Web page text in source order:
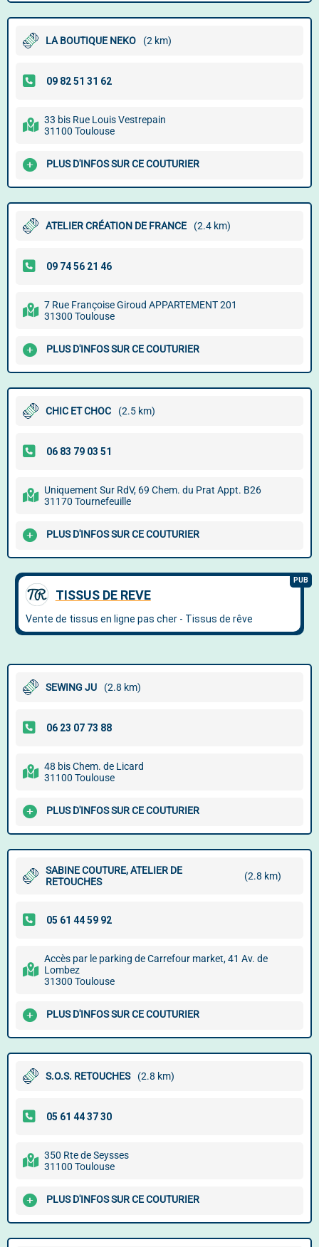
LA BOUTIQUE NEKO (2 km)
33 bis Rue Louis Vestrepain
31100 Toulouse
PLUS D'INFOS SUR CE COUTURIER
ATELIER CRÉATION DE FRANCE (2.4 km)
7 Rue Françoise Giroud APPARTEMENT 201
31300 Toulouse
PLUS D'INFOS SUR CE COUTURIER
CHIC ET CHOC (2.5 km)
Uniquement Sur RdV, 69 Chem. du Prat Appt. B26
31170 Tournefeuille
PLUS D'INFOS SUR CE COUTURIER
SEWING JU (2.8 km)
48 bis Chem. de Licard
31100 Toulouse
PLUS D'INFOS SUR CE COUTURIER
SABINE COUTURE, ATELIER DE
RETOUCHES
(2.8 km)
Accès par le parking de Carrefour market, 41 Av. de
Lombez
31300 Toulouse
PLUS D'INFOS SUR CE COUTURIER
S.O.S. RETOUCHES (2.8 km)
350 Rte de Seysses
31100 Toulouse
PLUS D'INFOS SUR CE COUTURIER